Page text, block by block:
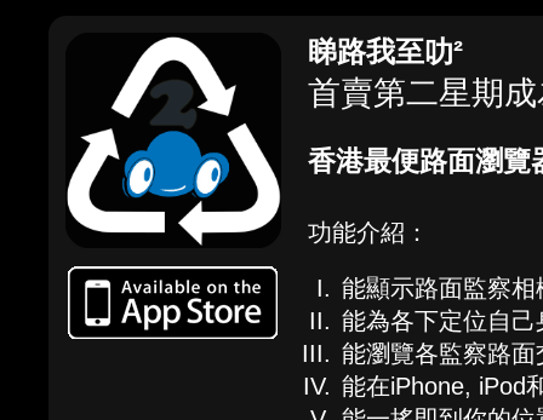
睇路我至叻²
首賣第二星期
香港最便路面瀏
功能介紹：
能顯示路面監察相
能為各下定位自己
能瀏覽各監察路面
能在iPhone, iPod